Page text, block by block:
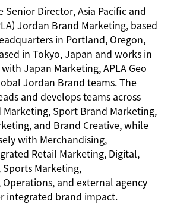
Director, Asia Pacific and
Jordan Brand Marketing, based
in Portland, Oregon,
in Tokyo, Japan and works in
Japan Marketing, APLA Geo
Jordan Brand teams. The
and develops teams across
Sport Brand Marketing,
and Brand Creative, while
with Merchandising,
Retail Marketing, Digital,
Marketing,
and external agency
integrated brand impact.